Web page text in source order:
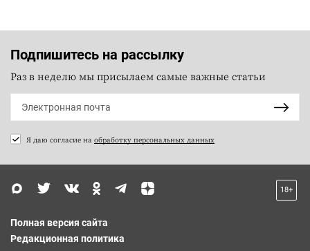
Подпишитесь на рассылку
Раз в неделю мы присылаем самые важные статьи
Я даю согласие на обработку персональных данных
18+
Полная версия сайта
Редакционная политика